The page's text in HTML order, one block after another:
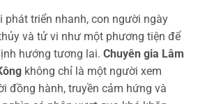
phát triển nhanh, con người ngày
và tử vi như một phương tiện để
hướng tương lai. Chuyên gia Lâm
không chỉ là một người xem
đồng hành, truyền cảm hứng và